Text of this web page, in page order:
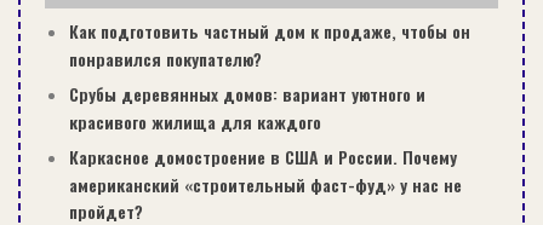
Как подготовить частный дом к продаже, чтобы он
понравился покупателю?
Срубы деревянных домов: вариант уютного и
красивого жилища для каждого
Каркасное домостроение в США и России. Почему
американский «строительный фаст-фуд» у нас не
пройдет?